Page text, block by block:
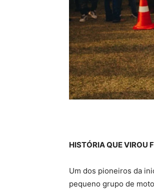
HISTÓRIA QUE VIROU
Um dos pioneiros da
pequeno grupo de